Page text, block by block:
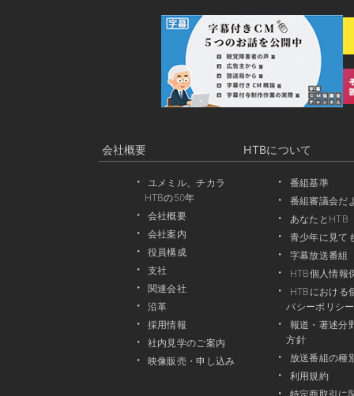
会社概要
ユメミル、チカラ
HTBの50年
会社概要
会社案内
役員構成
支社
関連会社
沿革
採用情報
社内見学のご案内
映像販売・申し込み
HTBについて
番組基準
番組審議会だ
あなたとHTB
青少年に見て
字幕放送番組
HTB個人情報
HTBにおける
バシーポリシ
報道・著述分
方針
放送番組の種
利用規約